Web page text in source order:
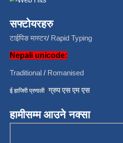
सफ्टोयरहरु
टाईपिङ मास्टर/ Rapid Typing
Nepali unicode:
Traditional / Romanised
ई हाजिरी प्रणाली/ग्रुप एस एम एस
हामीसम्म आउने नक्सा